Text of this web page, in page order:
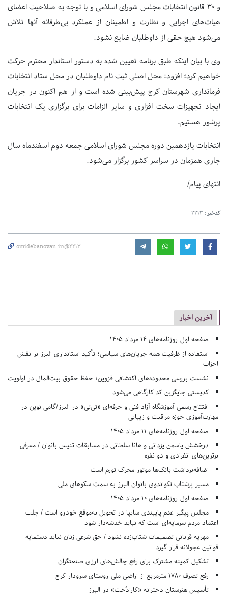
و ۳۰ قانون انتخابات مجلس شورای اسلامی و با توجه به صلاحیت اعضای
هیات‌های اجرایی و نظارت و اطمینان از عملکرد بی‌طرفانه آنها تلاش
می‌شود هیچ حقی از داوطلبان ضایع نشود.
وی با بیان اینکه طبق برنامه تعیین شده به دستور استاندار محترم حرکت
خواهیم کرد؛ افزود: محل اصلی ثبت نام داوطلبان در محل ستاد انتخابات
فرمانداری شهرستان کرج پیش‌بینی شده است و از هم اکنون در جریان
ایجاد تجهیزات سخت افزاری و سایر الزامات برای برگزاری یک انتخابات
پرشور هستیم.
انتخابات یازدهمین دوره مجلس شورای اسلامی جمعه دوم اسفندماه سال
جاری همزمان در سراسر کشور برگزار می‌شود.
انتهای پیام/
کدخبر: 2213
omidebanovan.ir/@2213
آخرین اخبار
صفحه اول روزنامه‌های 14 مرداد 1405
استفاده از ظرفیت همه جریان‌های سیاسی؛ تأکید استانداری البرز بر نقش
احزاب
نشست بررسی محدوده‌های اکتشافی قزوین؛ حفظ حقوق بیت‌المال در اولویت
کدپستی جایگزین کد کارگاهی می‌شود
افتتاح رسمی آموزشگاه آزاد فنی و حرفه‌ای «تی‌تی» در البرز/گامی نوین در
مهارت‌آموزی حوزه مراقبت و زیبایی
صفحه اول روزنامه‌های 11 مرداد 1405
درخشش یاسمن یزدانی و هانا سلطانی در مسابقات تنیس بانوان / معرفی
برترین‌های انفرادی و دو نفره
اضافه‌برداشت بانک‌ها موتور محرک تورم است
مسیر پرشتاب تکواندوی بانوان البرز به سمت سکوهای ملی
صفحه اول روزنامه‌های 10 مرداد 1405
مجلس پیگیر عدم پایبندی سایپا در تحویل به‌موقع خودرو است / جلب
اعتماد مردم سرمایه‌ای است که نباید خدشه‌دار شود
مهریه قربانی تصمیمات شتاب‌زده نشود / حق شرعی زنان نباید دستمایه
قوانین عجولانه قرار گیرد
تشکیل کمیته مشترک برای رفع چالش‌های ارزی صنعتگران
رفع تصرف ۱۷۸۰ مترمربع از اراضی ملی روستای سرودار کرج
تأسیس هنرستان دخترانه «کارادُخت» در البرز